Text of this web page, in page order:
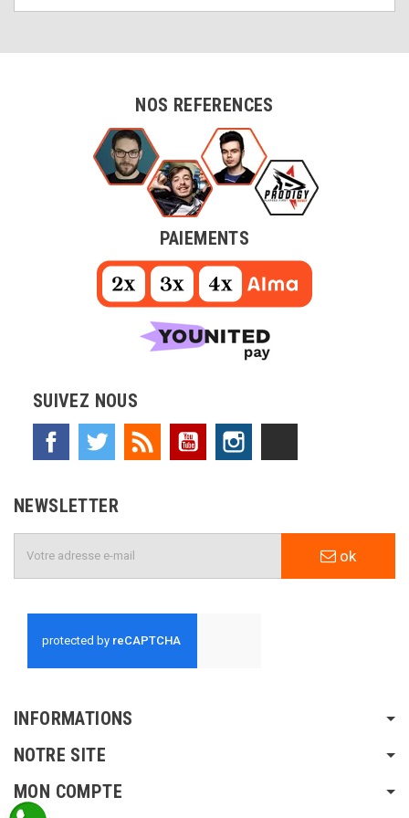
NOS REFERENCES
PAIEMENTS
SUIVEZ NOUS
Facebook Twitter Rss YouTube
NEWSLETTER
ok
INFORMATIONS
NOTRE SITE
MON COMPTE